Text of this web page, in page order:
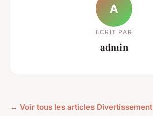
A
ECRIT PAR
admin
← Voir tous les articles Divertissement